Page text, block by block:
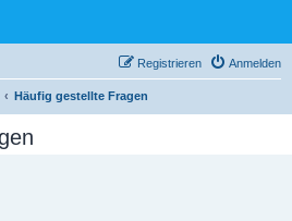
Anmelden
Registrieren
Häufig gestellte Fragen